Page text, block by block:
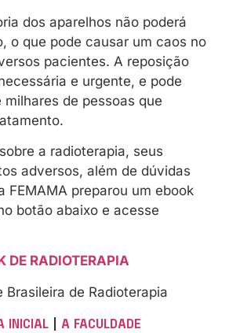
dos aparelhos não poderá
o que pode causar um caos no
pacientes. A reposição
e urgente, e pode
de pessoas que
a radioterapia, seus
adversos, além de dúvidas
FEMAMA preparou um ebook
botão abaixo e acesse
DE RADIOTERAPIA
Brasileira de Radioterapia
INICIAL A FACULDADE